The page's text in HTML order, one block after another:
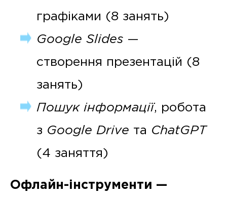
графіками (8 занять)
Google Slides —
створення презентацій (8
занять)
Пошук інформації, робота
з Google Drive та ChatGPT
(4 заняття)
Офлайн-інструменти —